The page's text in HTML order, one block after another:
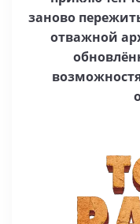
заново
отважной